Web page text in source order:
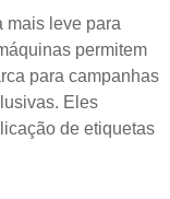
mais leve para
permitem
para campanhas
Eles
de etiquetas